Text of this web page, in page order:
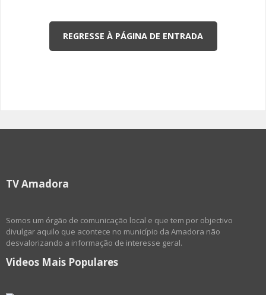
REGRESSE À PÁGINA DE ENTRADA
TV Amadora
Somos um órgão de comunicação local e que tem por objectivo
divulgar aquilo que acontece no município da Amadora não
desvalorizando a informação de interesse geral.
Videos Mais Populares